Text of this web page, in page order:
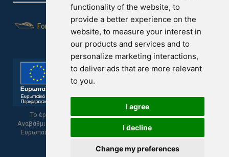
functionality of the website, to
provide a better experience on the
website, to measure your interest in
our products and services and to
personalize marketing interactions,
to deliver ads that are more relevant
to you.
I agree
I decline
Change my preferences
For Yachts
Το έργο υποβλήθηκε στα πλαίσια του Σχεδίου Ψηφιακής
Αναβάθμισης των Επιχειρήσεων και συγχρηματοδοτείται από το
Ευρωπαϊκό Ταμείο Περιφερειακής Ανάπτυξης και την Κυπριακή